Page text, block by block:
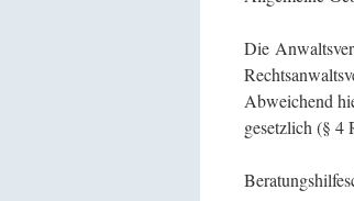
Die
Abweichend
gesetzlich (§ 4